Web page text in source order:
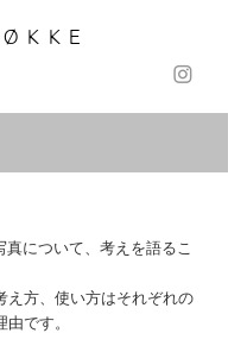
真について、考えを語るこ
え方、使い方はそれぞれの
です。